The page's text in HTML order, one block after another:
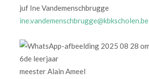
juf Ine Vandemenschbrugge
ine.vandemenschbrugge@kbkscholen.be
6de leerjaar
meester Alain Ameel